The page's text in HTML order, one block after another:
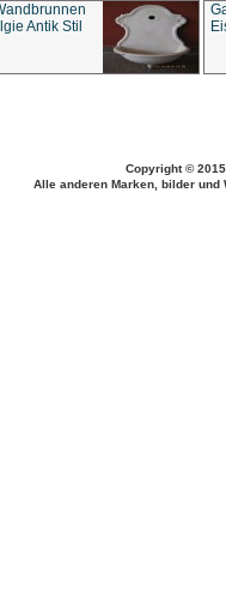
Antik Stil
Copyright ©
Alle anderen Marken, bilder und